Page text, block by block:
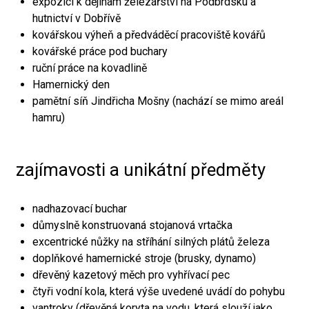
hutnictví v Dobřívě
kovářskou výheň a předváděcí pracoviště kovářů
kovářské práce pod buchary
ruční práce na kovadlině
Hamernický den
pamětní síň Jindřicha Mošny (nachází se mimo areál
hamru)
zajímavosti a unikátní předměty
nadhazovací buchar
důmyslně konstruovaná stojanová vrtačka
excentrické nůžky na stříhání silných plátů železa
doplňkové hamernické stroje (brusky, dynamo)
dřevěný kazetový měch pro vyhřívací pec
čtyři vodní kola, která výše uvedené uvádí do pohybu